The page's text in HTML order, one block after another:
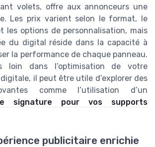
volets, offre aux annonceurs une
Les prix varient selon le format, le
les options de personnalisation, mais
du digital réside dans la capacité à
la performance de chaque panneau.
loin dans l’optimisation de votre
il peut être utile d’explorer des
comme l’utilisation d’un
signature pour vos supports
publicitaire enrichie